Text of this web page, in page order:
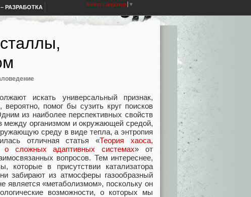
РАЗРАБОТКА Select Language ▼
искать универсальный признак,
помог бы сузить круг поисков
из наиболее перспективных свойств
между организмом и окружающей средой,
среду в виде тепла, а энтропия
отличная статья «Теория хаоса,
о сложных адаптивных системах» от
вопросов. Тем интереснее,
которые в присутствии катализатора
забирают из атмосферы газообразный
является «метаболизмом», поскольку он
возможности, о которых мы